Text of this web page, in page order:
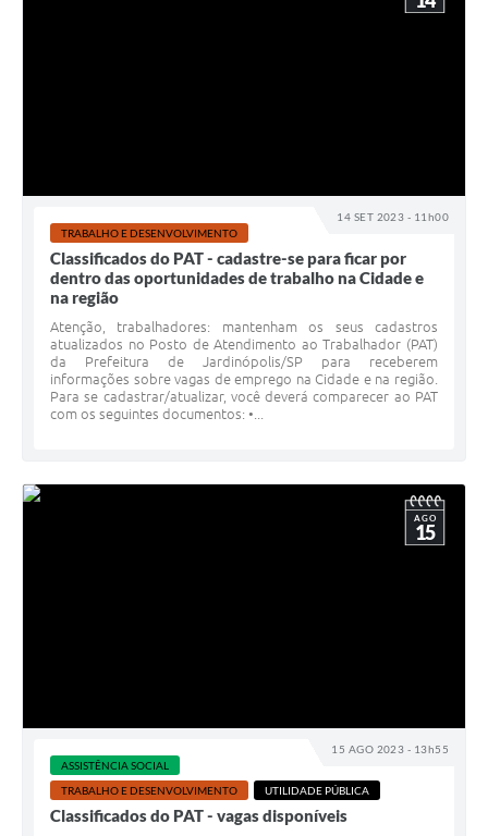
14 SET 2023 - 11h00
TRABALHO E DESENVOLVIMENTO
Classificados do PAT - cadastre-se para ficar por
dentro das oportunidades de trabalho na Cidade e
na região
Atenção, trabalhadores: mantenham os seus cadastros
atualizados no Posto de Atendimento ao Trabalhador (PAT)
da Prefeitura de Jardinópolis/SP para receberem
informações sobre vagas de emprego na Cidade e na região.
Para se cadastrar/atualizar, você deverá comparecer ao PAT
com os seguintes documentos: •...
15 AGO 2023 - 13h55
AGO
15
ASSISTÊNCIA SOCIAL
TRABALHO E DESENVOLVIMENTO
UTILIDADE PÚBLICA
Classificados do PAT - vagas disponíveis